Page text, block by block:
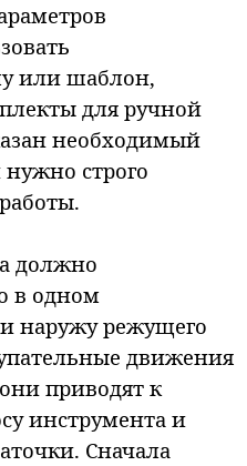
или шаблон,
для ручной
необходимый
строго
должно
в одном
наружу режущего
движения
приводят к
инструмента и
Сначала